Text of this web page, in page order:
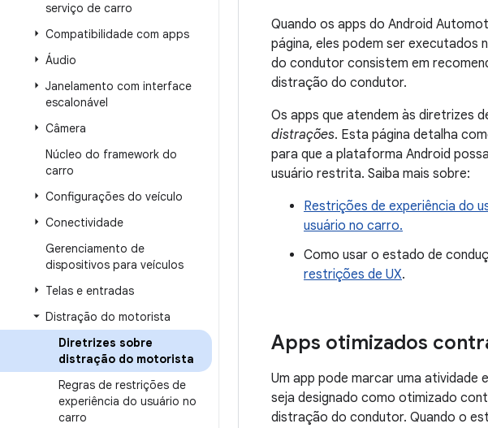
serviço de carro
Compatibilidade com apps
Áudio
Janelamento com interface
escalonável
Câmera
Núcleo do framework do
carro
Configurações do veículo
Conectividade
Gerenciamento de
dispositivos para veículos
Telas e entradas
Distração do motorista
Diretrizes sobre
distração do motorista
Regras de restrições de
experiência do usuário no
carro
Quando os apps do Android
página, eles podem ser executados
do condutor consistem em
distração do condutor.
Os apps que atendem às diretrizes
distrações. Esta página detalha
para que a plataforma Android
usuário restrita. Saiba mais sobre:
Restrições de experiência do
usuário no carro.
Como usar o estado de
restrições de UX.
Apps otimizados
Um app pode marcar uma
seja designado como otimizado
distração do condutor. Quando o